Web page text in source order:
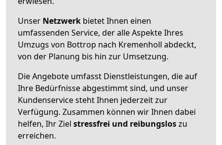
Unser Netzwerk bietet Ihnen einen
umfassenden Service, der alle Aspekte Ihres
Umzugs von Bottrop nach Kremenholl abdeckt,
von der Planung bis hin zur Umsetzung.
Die Angebote umfasst Dienstleistungen, die auf
Ihre Bedürfnisse abgestimmt sind, und unser
Kundenservice steht Ihnen jederzeit zur
Verfügung. Zusammen können wir Ihnen dabei
helfen, Ihr Ziel stressfrei und reibungsloszu
erreichen.